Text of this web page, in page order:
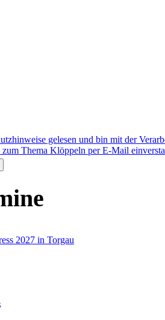
gelesen und bin mit der
Thema Klöppeln per E-Mail
2027 in Torgau